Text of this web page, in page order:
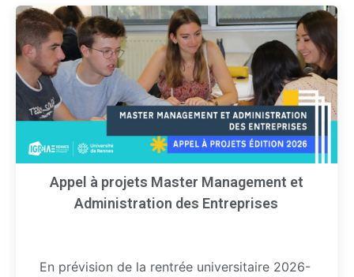
Appel à projets Master Management et
Administration des Entreprises
En prévision de la rentrée universitaire 2026-